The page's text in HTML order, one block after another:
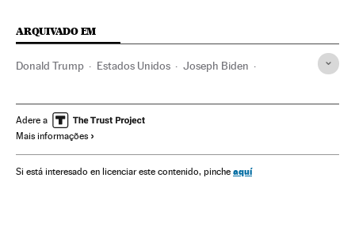
ARQUIVADO EM
Donald Trump Estados Unidos Joseph Biden
América Eleições EUA 2020
Adere a
Mais informações
Si está interesado en licenciar este contenido, pinche aquí